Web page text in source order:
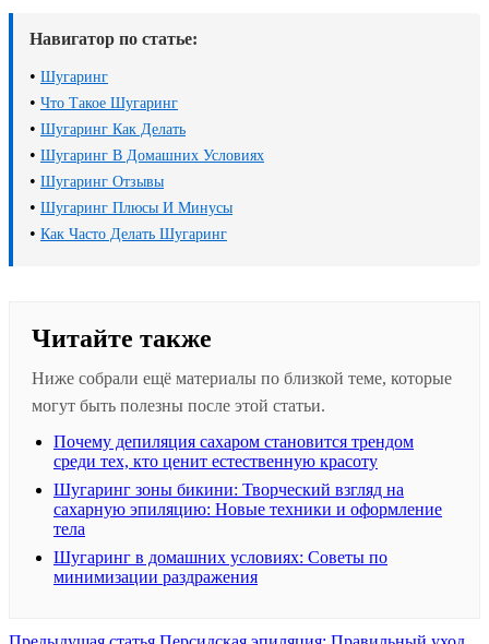
Навигатор по статье:
• Шугаринг
• Что Такое Шугаринг
• Шугаринг Как Делать
• Шугаринг В Домашних Условиях
• Шугаринг Отзывы
• Шугаринг Плюсы И Минусы
• Как Часто Делать Шугаринг
Читайте также
Ниже собрали ещё материалы по близкой теме, которые
могут быть полезны после этой статьи.
Почему депиляция сахаром становится трендом
среди тех, кто ценит естественную красоту
Шугаринг зоны бикини: Творческий взгляд на
сахарную эпиляцию: Новые техники и оформление
тела
Шугаринг в домашних условиях: Советы по
минимизации раздражения